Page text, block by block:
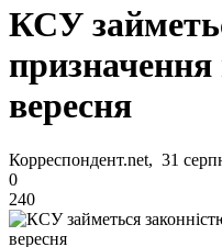
КСУ
вересня
Корреспондент.net, 31
0
240